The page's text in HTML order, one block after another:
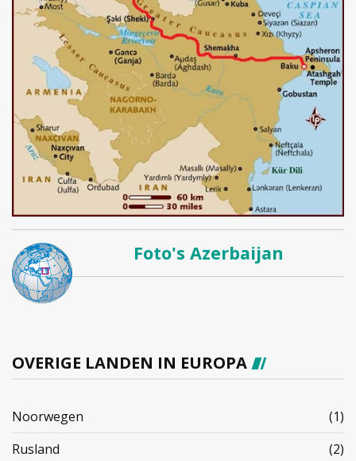
Foto's Azerbaijan
OVERIGE LANDEN IN EUROPA
Noorwegen
(1)
Rusland
(2)